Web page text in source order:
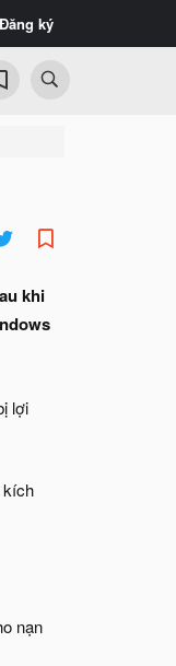
Đăng ký
khi
lợi
kích
nạn